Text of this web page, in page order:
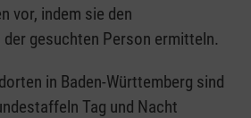
vor, indem sie den
gesuchten Person ermitteln.
in Baden-Württemberg sind
Tag und Nacht